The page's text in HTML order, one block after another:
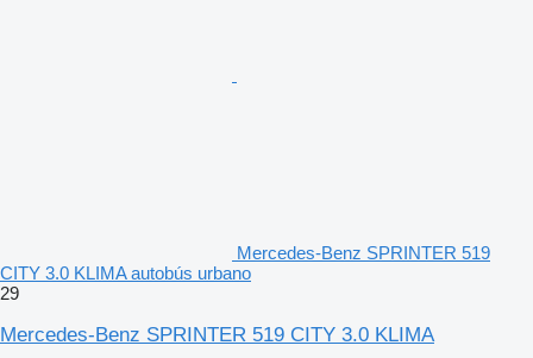
Mercedes-Benz SPRINTER 519
CITY 3.0 KLIMA autobús urbano
29
Mercedes-Benz SPRINTER 519 CITY 3.0 KLIMA